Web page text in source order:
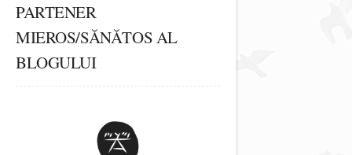
PARTENER
MIEROS/SĂNĂTOS AL
BLOGULUI